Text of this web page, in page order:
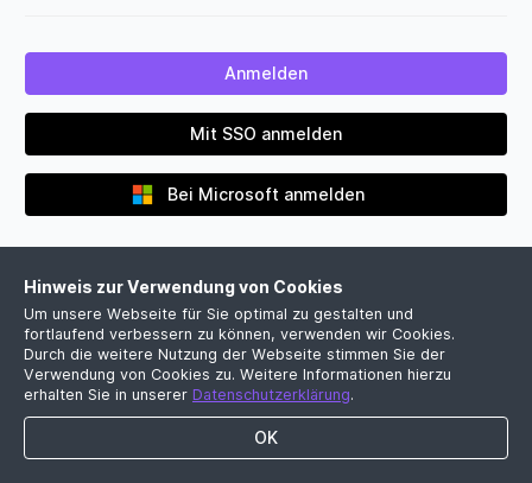
Mit SSO anmelden
Bei Microsoft anmelden
Noch kein Firmenkonto?
Jetzt kostenlose Demo vereinbaren
Hinweis zur Verwendung von Cookies
Um unsere Webseite für Sie optimal zu gestalten und
fortlaufend verbessern zu können, verwenden wir Cookies.
Durch die weitere Nutzung der Webseite stimmen Sie der
Verwendung von Cookies zu. Weitere Informationen hierzu
erhalten Sie in unserer Datenschutzerklärung.
OK